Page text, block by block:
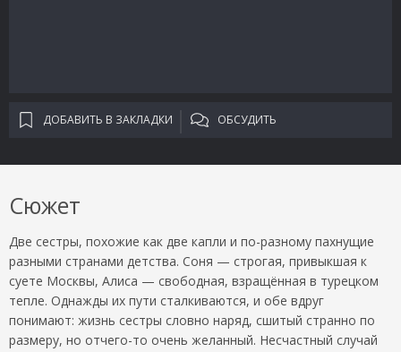
ДОБАВИТЬ В ЗАКЛАДКИ ОБСУДИТЬ
Сюжет
Две сестры, похожие как две капли и по-разному пахнущие
разными странами детства. Соня — строгая, привыкшая к
суете Москвы, Алиса — свободная, взращённая в турецком
тепле. Однажды их пути сталкиваются, и обе вдруг
понимают: жизнь сестры словно наряд, сшитый странно по
размеру, но отчего-то очень желанный. Несчастный случай